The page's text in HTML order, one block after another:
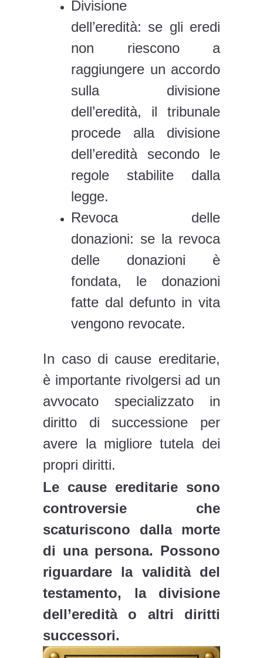
Divisione
dell’eredità: se gli eredi
non riescono a
raggiungere un accordo
sulla divisione
dell’eredità, il tribunale
procede alla divisione
dell’eredità secondo le
regole stabilite dalla
legge.
Revoca delle
donazioni: se la revoca
delle donazioni è
fondata, le donazioni
fatte dal defunto in vita
vengono revocate.
In caso di cause ereditarie,
è importante rivolgersi ad un
avvocato specializzato in
diritto di successione per
avere la migliore tutela dei
propri diritti.
Le cause ereditarie sono
controversie che
scaturiscono dalla morte
di una persona. Possono
riguardare la validità del
testamento, la divisione
dell’eredità o altri diritti
successori.